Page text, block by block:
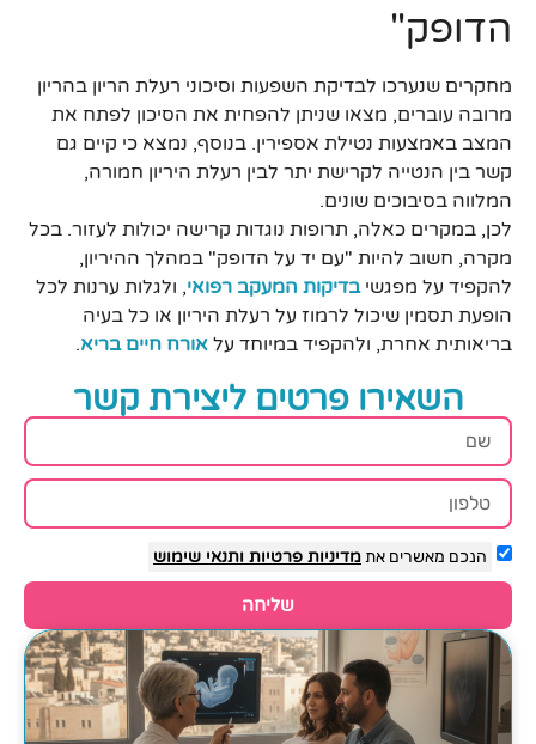
הדופק"
מחקרים שנערכו לבדיקת השפעות וסיכוני רעלת הריון בהריון
מרובה עוברים, מצאו שניתן להפחית את הסיכון לפתח את
המצב באמצעות נטילת אספירין. בנוסף, נמצא כי קיים גם
קשר בין הנטייה לקרישת יתר לבין רעלת היריון חמורה,
המלווה בסיבוכים שונים.
לכן, במקרים כאלה, תרופות נוגדות קרישה יכולות לעזור. בכל
מקרה, חשוב להיות "עם יד על הדופק" במהלך ההיריון,
להקפיד על מפגשיבדיקות המעקב רפואי, ולגלות ערנות לכל
הופעת תסמין שיכול לרמוז על רעלת היריון או כל בעיה
בריאותית אחרת, ולהקפיד במיוחד על אורח חיים בריא.
השאירו פרטים ליצירת קשר
הנכם מאשרים אתמדיניות פרטיות ותנאי שימוש
שליחה